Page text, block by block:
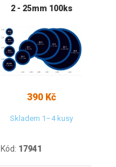
2 - 25mm 100ks
390 Kč
Skladem 1–4 kusy
Kód: 17941